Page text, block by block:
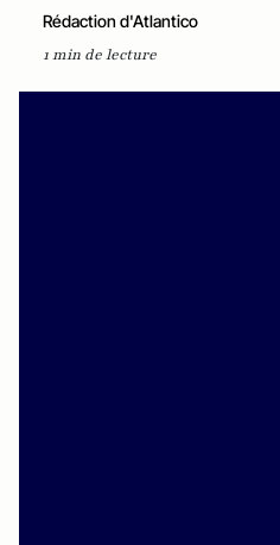
Rédaction d'Atlantico
1 min de lecture